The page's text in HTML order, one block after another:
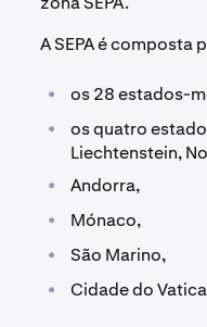
A SEPA é composta
• os 28 estados-
• os quatro
Liechtenstein,
• Andorra,
• Mónaco,
• São Marino,
• Cidade do